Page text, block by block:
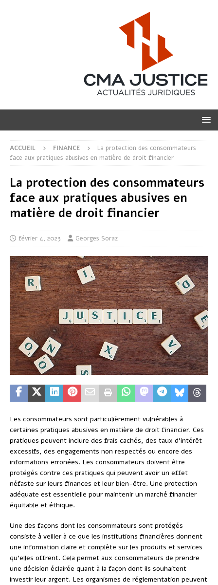
ACCUEIL FINANCE
La protection des consommateurs
face aux pratiques abusives en matière de droit financier
La protection des consommateurs
face aux pratiques abusives en
matière de droit financier
février 4, 2023 Georges Soraz
Les consommateurs sont particulièrement vulnérables à
certaines pratiques abusives en matière de droit financier. Ces
pratiques peuvent inclure des frais cachés, des taux d’intérêt
excessifs, des engagements non respectés ou encore des
informations erronées. Les consommateurs doivent être
protégés contre ces pratiques qui peuvent avoir un effet
néfaste sur leurs finances et leur bien-être. Une protection
adéquate est essentielle pour maintenir un marché financier
équitable et éthique.
Une des façons dont les consommateurs sont protégés
consiste à veiller à ce que les institutions financières donnent
une information claire et complète sur les produits et services
qu’elles offrent. Cela permet aux consommateurs de prendre
une décision éclairée quant à la façon dont ils souhaitent
investir leur argent. Les organismes de réglementation peuvent